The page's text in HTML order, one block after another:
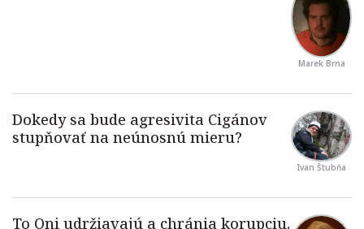
Marek Brna
Ivan Štubňa